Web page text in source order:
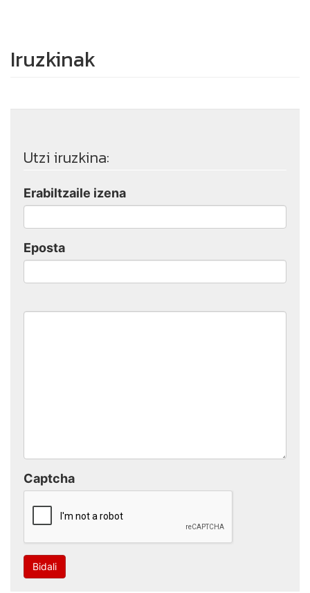
Iruzkinak
Utzi iruzkina:
Erabiltzaile izena
Eposta
Captcha
Bidali